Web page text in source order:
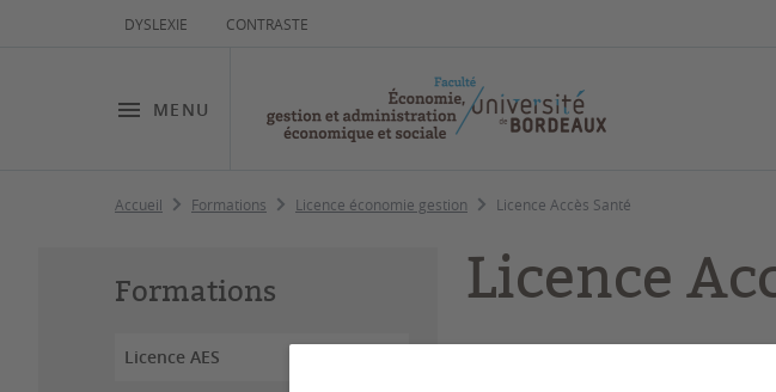
DYSLEXIE CONTRASTE
MENU
Accueil Formations Licence économie gestion Licence Accès Santé
Formations
Licence AES
Licence